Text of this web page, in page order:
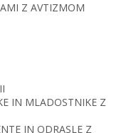
Z AVTIZMOM
IN MLADOSTNIKE Z
IN ODRASLE Z